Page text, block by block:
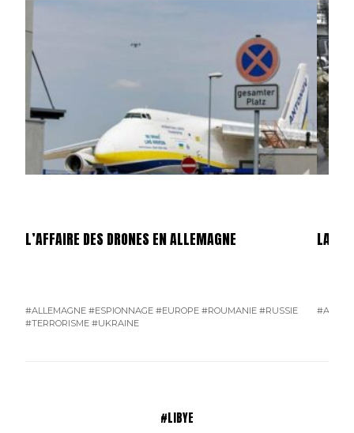
L’AFFAIRE DES DRONES EN ALLEMAGNE
#ALLEMAGNE #ESPIONNAGE #EUROPE #ROUMANIE #RUSSIE
#TERRORISME #UKRAINE
LA
#LIBYE